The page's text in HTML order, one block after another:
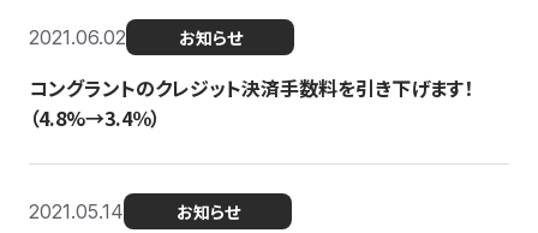
2021.06.02 お知らせ
コングラントのクレジット決済手数料を引き下げます！
（4.8%→3.4％）
2021.05.14 お知らせ